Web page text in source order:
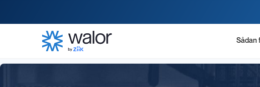
Sådan